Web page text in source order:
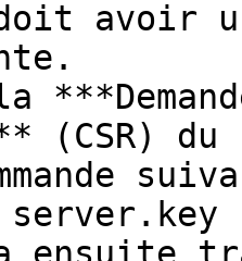
avoir
(CSR)